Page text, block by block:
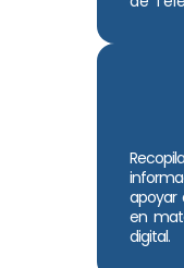
apoyar
en
digital.